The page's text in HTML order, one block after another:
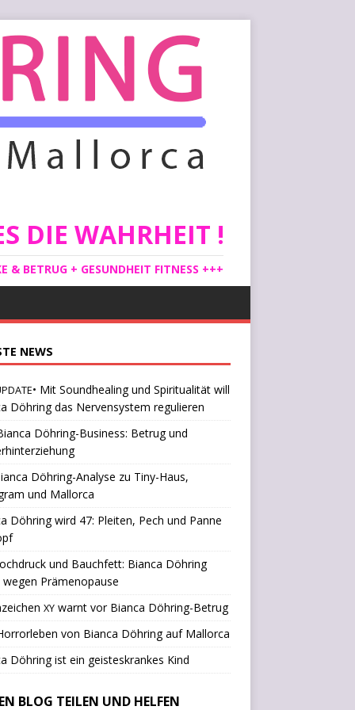
DIE WAHRHEIT !
& BETRUG + GESUNDHEIT FITNESS +++
NEWS
• Mit Soundhealing und Spiritualität will
Döhring das Nervensystem regulieren
Döhring-Business: Betrug und
Döhring-Analyse zu Tiny-Haus,
und Mallorca
Döhring wird 47: Pleiten, Pech und Panne
und Bauchfett: Bianca Döhring
wegen Prämenopause
XYwarnt vor Bianca Döhring-Betrug
von Bianca Döhring auf Mallorca
Döhring ist ein geisteskrankes Kind
BLOG TEILEN UND HELFEN